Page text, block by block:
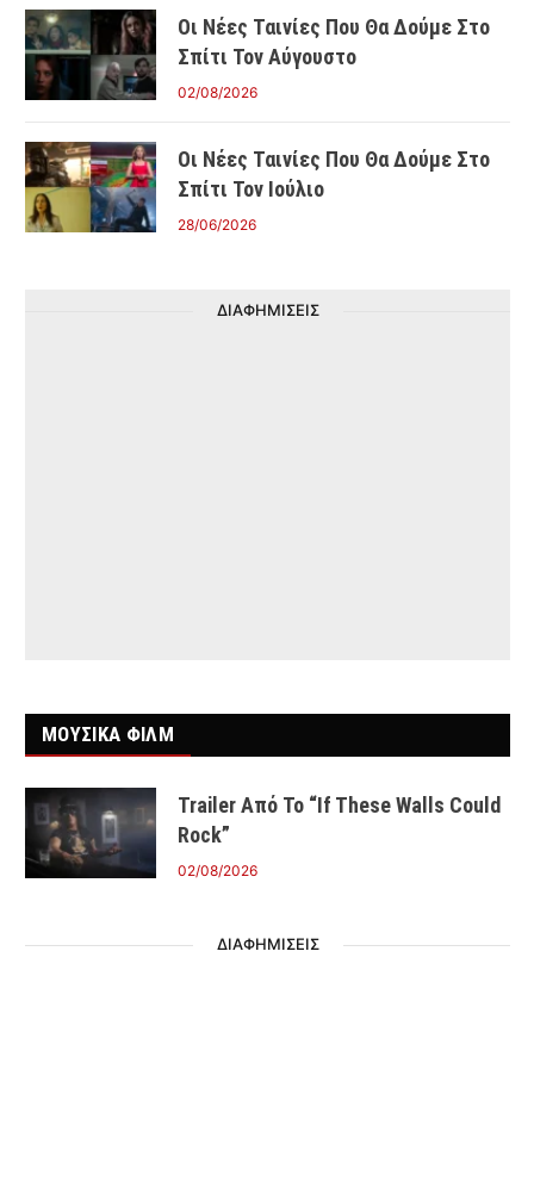
Οι Νέες Ταινίες Που Θα Δούμε Στο
Σπίτι Τον Αύγουστο
02/08/2026
Οι Νέες Ταινίες Που Θα Δούμε Στο
Σπίτι Τον Ιούλιο
28/06/2026
ΔΙΑΦΗΜΙΣΕΙΣ
ΜΟΥΣΙΚΑ ΦΙΛΜ
Trailer Από Το “If These Walls Could
Rock”
02/08/2026
ΔΙΑΦΗΜΙΣΕΙΣ